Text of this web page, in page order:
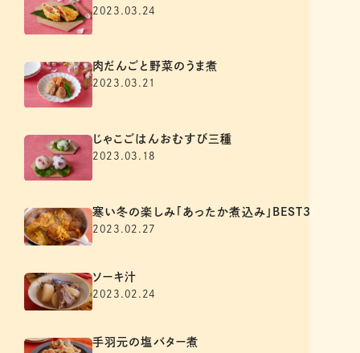
2023.03.24
肉だんごと野菜のうま煮
2023.03.21
じゃこごはんおむすび三種
2023.03.18
寒い冬の楽しみ「あったか煮込み」BEST3
2023.02.27
ソーキ汁
2023.02.24
手羽元の塩バター煮